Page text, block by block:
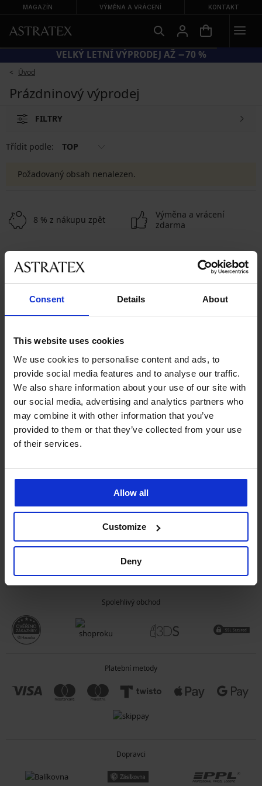
Consent Details About
This website uses cookies
We use cookies to personalise content and ads, to
provide social media features and to analyse our traffic.
We also share information about your use of our site with
our social media, advertising and analytics partners who
may combine it with other information that you’ve
provided to them or that they’ve collected from your use
of their services.
Allow all
Customize
Deny
MAGAZÍN VÝMĚNA A VRÁCENÍ KONTAKT
VELKÝ LETNÍ VÝPRODEJ AŽ −70 %
Úvod
Prázdninový výprodej
FILTRY
Třídit podle: TOP
Požadovaný obsah nenalezen.
8 % z nákupu zpět
Výměna a vrácení
zdarma
Výhodné poštovné
491 204 304
info@astratex.cz
Newsletter
Nenechte si ujít žádnou slevu.
SLUŽBY ZÁKAZNÍKŮM
OBECNÉ INFORMACE
O SPOLEČNOSTI
Spolehlivý obchod
Platební metody
Dopravci